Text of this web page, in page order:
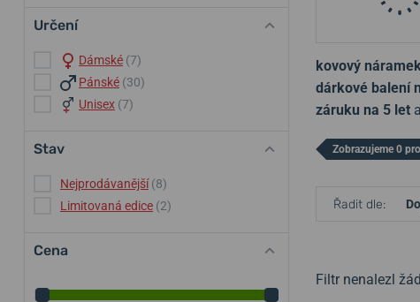
kovový
dárkové balení
záruku na 5 let
Určení
Dámské (7)
Pánské (30)
Unisex (7)
Stav
Nejprodávanější (8)
Limitovaná edice (2)
Cena
Zobrazujeme 0
Řadit dle:
Filtr nenalezl